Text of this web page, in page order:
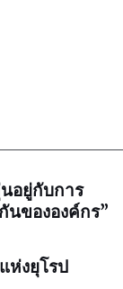
อยู่กับการ
นขององค์กร”
ห่งยุโรป